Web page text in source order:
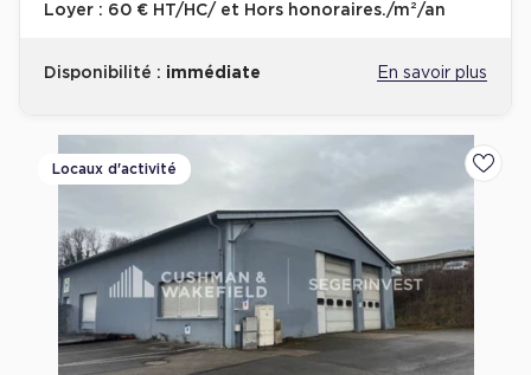
Loyer : 60 € HT/HC/ et Hors honoraires./m²/an
Disponibilité : immédiate En savoir plus
Locaux d'activité